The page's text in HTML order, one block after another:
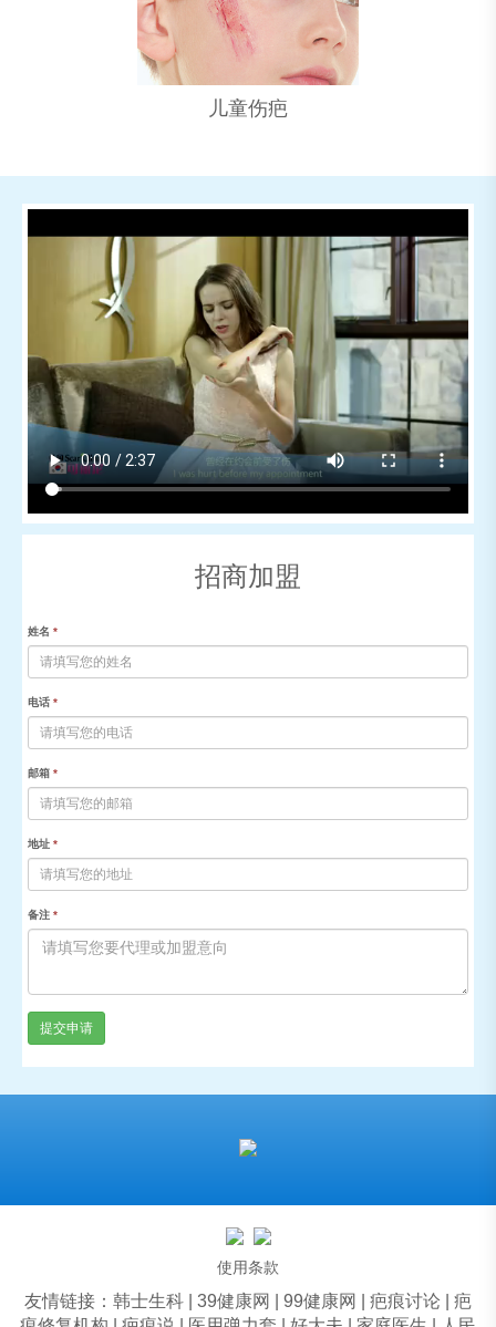
儿童伤疤
招商加盟
姓名 *
电话 *
邮箱 *
地址 *
备注 *
提交申请
使用条款
友情链接： 韩士生科 39健康网 99健康网 疤痕讨论
疤